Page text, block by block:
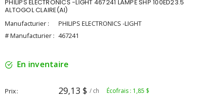
PHILIPS ELECTRONICS -LIGHT 467241 LAMPE SHP 100ED23.5
ALTOGOL CLAIRE(AI)
Manufacturier :
PHILIPS ELECTRONICS -LIGHT
# Manufacturier : 467241
En inventaire
Prix 29,13 $ / ch Écofrais : 1,85 $